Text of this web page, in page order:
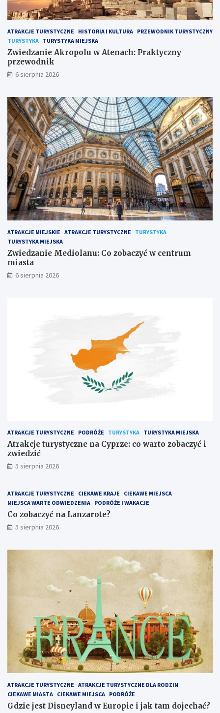
ATRAKCJE TURYSTYCZNE HISTORIA I KULTURA PRZEWODNIK TURYSTYCZNY
TURYSTYKA TURYSTYKA MIEJSKA
Zwiedzanie Akropolu w Atenach: Praktyczny
przewodnik
6 sierpnia 2026
ATRAKCJE MIEJSKIE ATRAKCJE TURYSTYCZNE
TURYSTYKA
TURYSTYKA MIEJSKA
Zwiedzanie Mediolanu: Co zobaczyć w centrum
miasta
6 sierpnia 2026
ATRAKCJE TURYSTYCZNE PODRÓŻE TURYSTYKA TURYSTYKA MIEJSKA
Atrakcje turystyczne na Cyprze: co warto zobaczyć i
zwiedzić
5 sierpnia 2026
ATRAKCJE TURYSTYCZNE CIEKAWE KRAJE
CIEKAWE MIEJSCA
MIEJSCA WARTE ODWIEDZENIA PODRÓŻE I WAKACJE
Co zobaczyć na Lanzarote?
5 sierpnia 2026
ATRAKCJE TURYSTYCZNE ATRAKCJE TURYSTYCZNE DLA RODZIN
CIEKAWE MIASTA CIEKAWE MIEJSCA PODRÓŻE
Gdzie jest Disneyland w Europie i jak tam dojechać?